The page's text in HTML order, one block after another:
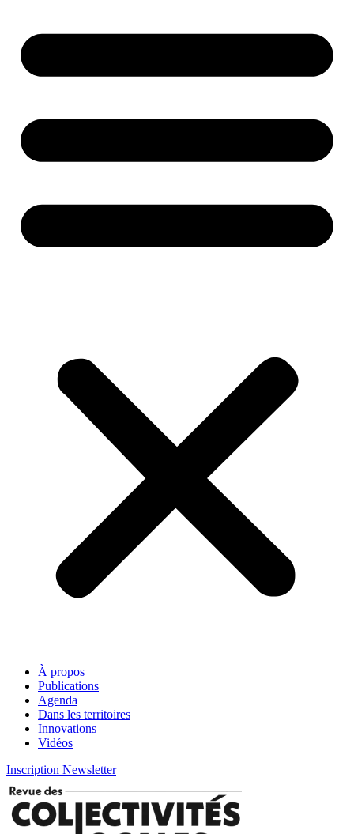
À propos
Publications
Agenda
Dans les territoires
Innovations
Vidéos
Inscription Newsletter